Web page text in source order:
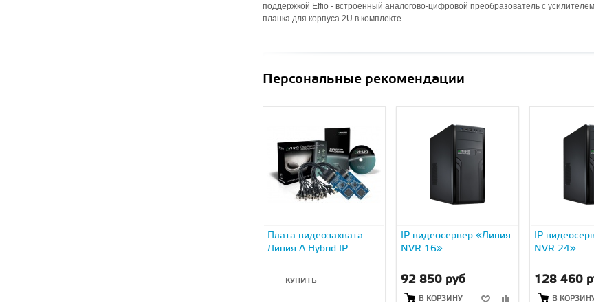
поддержкой Effio - встроенный аналогово-цифровой преобразователь с
планка для корпуса 2U в комплекте
Персональные рекомендации
Плата видеозахвата
Линия А Hybrid IP
КУПИТЬ
IP-видеосервер «Линия
NVR-16»
92 850 руб
В КОРЗИНУ
IP-
NVR-24»
128 460
В